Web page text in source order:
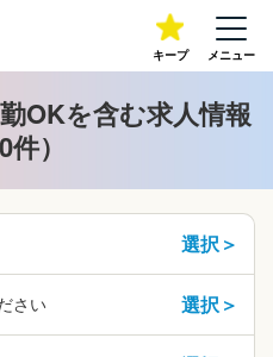
キープ メニュー
OKを含む求人情報
件）
選択＞
さい 選択＞